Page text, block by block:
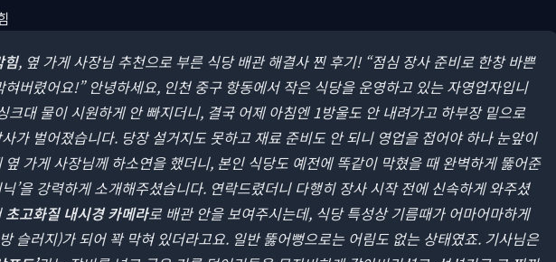
힘, 옆 가게 사장님 추천으로 부른 식당 배관 해결사 찐 후기! “점심 장사 준비로 한창 바쁜
버렸어요!” 안녕하세요, 인천 중구 항동에서 작은 식당을 운영하고 있는 자영업자입니
크대 물이 시원하게 안 빠지더니, 결국 어제 아침엔 1방울도 안 내려가고 하부장 밑으로
가 벌어졌습니다. 당장 설거지도 못하고 재료 준비도 안 되니 영업을 접어야 하나 눈앞이
가게 사장님께 하소연을 했더니, 본인 식당도 예전에 똑같이 막혔을 때 완벽하게 뚫어준
’을 강력하게 소개해주셨습니다. 연락드렸더니 다행히 장사 시작 전에 신속하게 와주셨
초고화질 내시경 카메라로 배관 안을 보여주시는데, 식당 특성상 기름때가 어마어마하게
슬러지)가 되어 꽉 막혀 있더라고요. 일반 뚫어뻥으로는 어림도 없는 상태였죠. 기사님은